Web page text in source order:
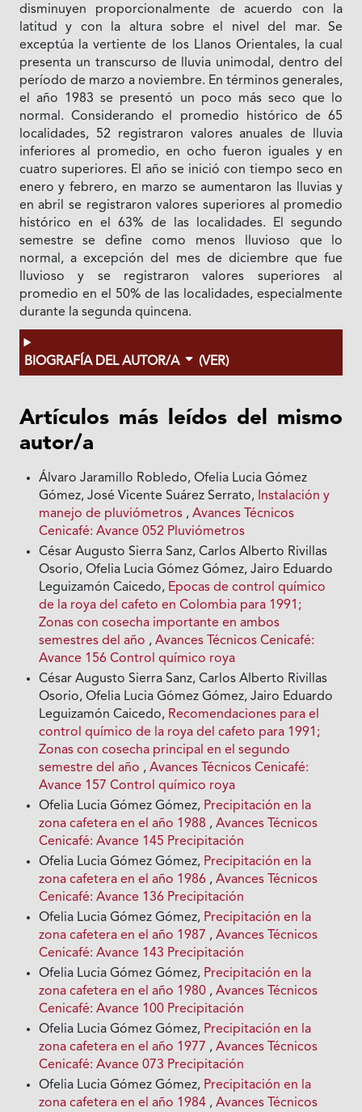
disminuyen proporcionalmente de acuerdo con la
latitud y con la altura sobre el nivel del mar. Se
exceptúa la vertiente de los Llanos Orientales, la cual
presenta un transcurso de lluvia unimodal, dentro del
período de marzo a noviembre. En términos generales,
el año 1983 se presentó un poco más seco que lo
normal. Considerando el promedio histórico de 65
localidades, 52 registraron valores anuales de lluvia
inferiores al promedio, en ocho fueron iguales y en
cuatro superiores. El año se inició con tiempo seco en
enero y febrero, en marzo se aumentaron las lluvias y
en abril se registraron valores superiores al promedio
histórico en el 63% de las localidades. El segundo
semestre se define como menos lluvioso que lo
normal, a excepción del mes de diciembre que fue
lluvioso y se registraron valores superiores al
promedio en el 50% de las localidades, especialmente
durante la segunda quincena.
BIOGRAFÍA DEL AUTOR/A (VER)
Artículos más leídos del mismo
autor/a
Álvaro Jaramillo Robledo, Ofelia Lucia Gómez
Gómez, José Vicente Suárez Serrato, Instalación y
manejo de pluviómetros ,Avances Técnicos
Cenicafé: Avance 052 Pluviómetros
César Augusto Sierra Sanz, Carlos Alberto Rivillas
Osorio, Ofelia Lucia Gómez Gómez, Jairo Eduardo
Leguizamón Caicedo, Epocas de control químico
de la roya del cafeto en Colombia para 1991;
Zonas con cosecha importante en ambos
semestres del año ,Avances Técnicos Cenicafé:
Avance 156 Control químico roya
César Augusto Sierra Sanz, Carlos Alberto Rivillas
Osorio, Ofelia Lucia Gómez Gómez, Jairo Eduardo
Leguizamón Caicedo, Recomendaciones para el
control químico de la roya del cafeto para 1991;
Zonas con cosecha principal en el segundo
semestre del año ,Avances Técnicos Cenicafé:
Avance 157 Control químico roya
Ofelia Lucia Gómez Gómez, Precipitación en la
zona cafetera en el año 1988 ,Avances Técnicos
Cenicafé: Avance 145 Precipitación
Ofelia Lucia Gómez Gómez, Precipitación en la
zona cafetera en el año 1986 ,Avances Técnicos
Cenicafé: Avance 136 Precipitación
Ofelia Lucia Gómez Gómez, Precipitación en la
zona cafetera en el año 1987 ,Avances Técnicos
Cenicafé: Avance 143 Precipitación
Ofelia Lucia Gómez Gómez, Precipitación en la
zona cafetera en el año 1980 ,Avances Técnicos
Cenicafé: Avance 100 Precipitación
Ofelia Lucia Gómez Gómez, Precipitación en la
zona cafetera en el año 1977 ,Avances Técnicos
Cenicafé: Avance 073 Precipitación
Ofelia Lucia Gómez Gómez, Precipitación en la
zona cafetera en el año 1984 ,Avances Técnicos